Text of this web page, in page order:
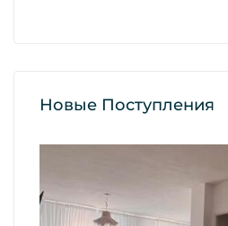
Новые Поступления